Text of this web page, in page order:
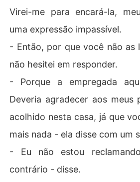
Virei-me para encará-la,
uma expressão impassível.
- Então, por que você não as
não hesitei em responder.
- Porque a empregada
Deveria agradecer aos
acolhido nesta casa, já que
mais nada - ela disse com um
- Eu não estou
contrário - disse.